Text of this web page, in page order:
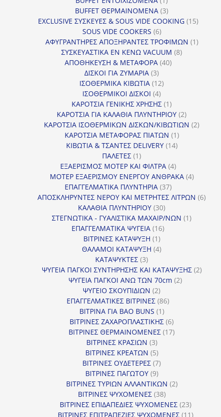
προϊόν
BUFFET ΘΕΡΜΑΙΝΟΜΕΝΑ 33
προϊόντα
EXCLUSIVE ΣΥΣΚΕΥΕΣ & SOUS VIDE COOKING 1515
SOUS VIDE COOKERS 66
προϊόντα
ΑΦΥΓΡΑΝΤΗΡΕΣ ΑΠΟΞΗΡΑΝΤΕΣ ΤΡΟΦΙΜΩΝ 11
ΣΥΣΚΕΥΑΣΤΙΚΑ ΕΝ ΚΕΝΩ VACUUM 88
ΑΠΟΘΗΚΕΥΣΗ & ΜΕΤΑΦΟΡΑ 4040
ΔΙΣΚΟΙ ΓΙΑ ΖΥΜΑΡΙΑ 33
προϊόντα
ΙΣΟΘΕΡΜΙΚΑ ΚΙΒΩΤΙΑ 1212
ΙΣΟΘΕΡΜΙΚΟΙ ΔΙΣΚΟΙ 44
προϊόντα
ΚΑΡΟΤΣΙΑ ΓΕΝΙΚΗΣ ΧΡΗΣΗΣ 11
προϊόν
ΚΑΡΟΤΣΙΑ ΓΙΑ ΚΑΛΑΘΙΑ ΠΛΥΝΤΗΡΙΟΥ 22
προϊόντα
ΚΑΡΟΤΣΙΑ ΙΣΟΘΕΡΜΙΚΩΝ ΔΙΣΚΩΝ/ΚΙΒΩΤΙΩΝ 22
ΚΑΡΟΤΣΙΑ ΜΕΤΑΦΟΡΑΣ ΠΙΑΤΩΝ 11
προϊόν
ΚΙΒΩΤΙΑ & ΤΣΑΝΤΕΣ DELIVERY 1414
ΠΑΛΕΤΕΣ 11
προϊόν
ΕΞΑΕΡΙΣΜΟΣ ΜΟΤΕΡ ΚΑΙ ΦΙΛΤΡΑ 44
προϊόντα
ΜΟΤΕΡ ΕΞΑΕΡΙΣΜΟΥ ΕΝΕΡΓΟΥ ΑΝΘΡΑΚΑ 44
ΕΠΑΓΓΕΛΜΑΤΙΚΑ ΠΛΥΝΤΗΡΙΑ 3737
προϊόντα
ΑΠΟΣΚΛΗΡΥΝΤΕΣ ΝΕΡΟΥ ΚΑΙ ΜΕΤΡΗΤΕΣ ΛΙΤΡΩΝ 66
ΚΑΛΑΘΙΑ ΠΛΥΝΤΗΡΙΟΥ 3030
προϊόντα
ΣΤΕΓΝΩΤΙΚΑ - ΓΥΑΛΙΣΤΙΚΑ ΜΑΧΑΙΡ/ΝΩΝ 11
ΕΠΑΓΓΕΛΜΑΤΙΚΑ ΨΥΓΕΙΑ 1616
ΒΙΤΡΙΝΕΣ ΚΑΤΑΨΥΞΗ 11
προϊόν
ΘΑΛΑΜΟΙ ΚΑΤΑΨΥΞΗ 44
ΚΑΤΑΨΥΚΤΕΣ 33
προϊόντα
ΨΥΓΕΙΑ ΠΑΓΚΟΙ ΣΥΝΤΗΡΗΣΗΣ ΚΑΙ ΚΑΤΑΨΥΞΗΣ 22
ΨΥΓΕΙΑ ΠΑΓΚΟΙ ΑΝΩ ΤΩΝ 70cm 22
ΨΥΓΕΙΟ ΣΚΟΥΠΙΔΙΩΝ 22
προϊόντα
ΕΠΑΓΓΕΛΜΑΤΙΚΕΣ ΒΙΤΡΙΝΕΣ 8686
ΒΙΤΡΙΝΑ ΓΙΑ BAO BUNS 11
προϊόν
ΒΙΤΡΙΝΕΣ ΖΑΧΑΡΟΠΛΑΣΤΙΚΗΣ 66
προϊόντα
ΒΙΤΡΙΝΕΣ ΘΕΡΜΑΙΝΟΜΕΝΕΣ 1717
ΒΙΤΡΙΝΕΣ ΚΡΑΣΙΩΝ 33
προϊόντα
ΒΙΤΡΙΝΕΣ ΚΡΕΑΤΩΝ 55
προϊόντα
ΒΙΤΡΙΝΕΣ ΟΥΔΕΤΕΡΕΣ 77
ΒΙΤΡΙΝΕΣ ΠΑΓΩΤΟΥ 99
προϊόντα
ΒΙΤΡΙΝΕΣ ΤΥΡΙΩΝ ΑΛΛΑΝΤΙΚΩΝ 22
ΒΙΤΡΙΝΕΣ ΨΥΧΟΜΕΝΕΣ 3838
προϊόντα
ΒΙΤΡΙΝΕΣ ΕΠΙΔΑΠΕΔΙΕΣ ΨΥΧΟΜΕΝΕΣ 2323
προϊόντα
ΒΙΤΡΙΝΕΣ ΕΠΙΤΡΑΠΕΖΙΕΣ ΨΥΧΟΜΕΝΕΣ 1111